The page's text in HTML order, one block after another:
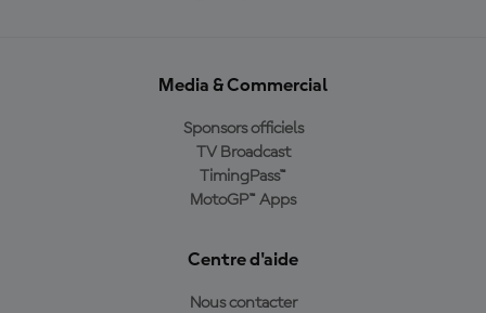
Media & Commercial
Sponsors officiels
TV Broadcast
TimingPass™
MotoGP™ Apps
Centre d'aide
Nous contacter